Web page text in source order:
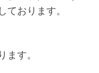
おります。